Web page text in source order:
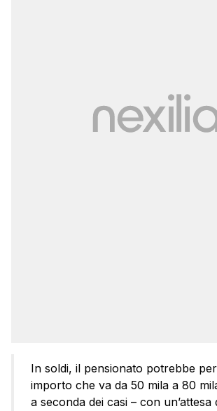
In soldi, il pensionato potrebbe
importo che va da 50 mila a 80
a seconda dei casi – con un’attesa